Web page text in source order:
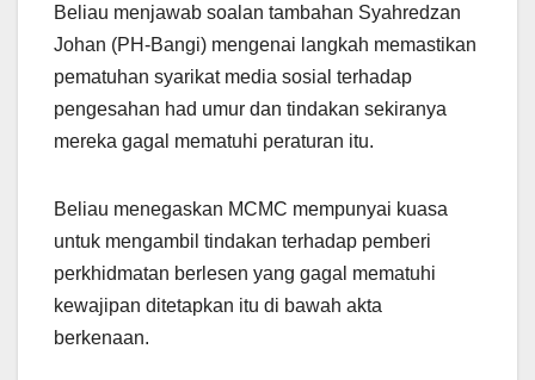
Beliau menjawab soalan tambahan Syahredzan
Johan (PH-Bangi) mengenai langkah memastikan
pematuhan syarikat media sosial terhadap
pengesahan had umur dan tindakan sekiranya
mereka gagal mematuhi peraturan itu.
Beliau menegaskan MCMC mempunyai kuasa
untuk mengambil tindakan terhadap pemberi
perkhidmatan berlesen yang gagal mematuhi
kewajipan ditetapkan itu di bawah akta
berkenaan.